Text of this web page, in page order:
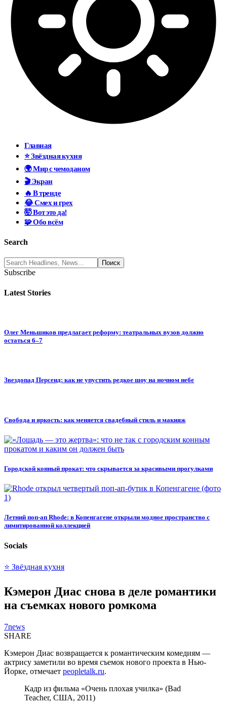
Главная
⭐ Звёздная кухня
🌍 Мир с чемоданом
🎬 Экран
🔥 В тренде
😂 Смех и грех
🤯 Вот это да!
🧩 Обо всём
Search
Subscribe
Latest Stories
Олег Меньшиков предлагает реформу: театральных вузов должно
остаться 6–7
Звездопад Персеид: как не упустить редкое шоу на ночном небе
Свобода и яркость: как меняется свадебный стиль и макияж
Городской конный прокат: что скрывается за красивыми прогулками
Летний поп-ап Rhode: в Копенгагене открыли модное пространство с
лимитированной коллекцией
Socials
⭐ Звёздная кухня
Кэмерон Диас снова в деле романтики
на съемках нового ромкома
7news
SHARE
Кэмерон Диас возвращается к романтическим комедиям —
актрису заметили во время съемок нового проекта в Нью-
Йорке, отмечает peopletalk.ru.
Кадр из фильма «Очень плохая училка» (Bad
Teacher, США, 2011)